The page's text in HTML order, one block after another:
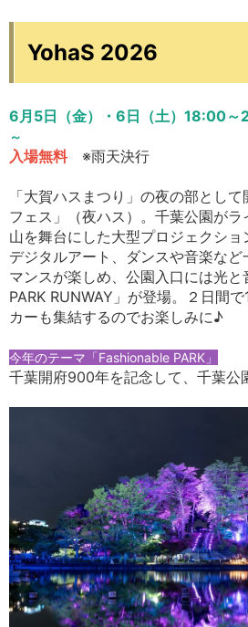
YohaS 2026
6月5日（金）・6日（土） 18:00～
～
入場無料 ※雨天決行
「大賀ハスまつり」の夜の部とし
フェス」（夜ハス）。千葉公園が
山を舞台にした大型プロジェクシ
デジタルアート、ダンスや音楽な
マンスが楽しめ、公園入口には光
PARK RUNWAY」が登場。２日間
カーも集結するのでお楽しみに♪
今年のテーマ「Fashionable PARK」
千葉開府900年を記念して、千葉公